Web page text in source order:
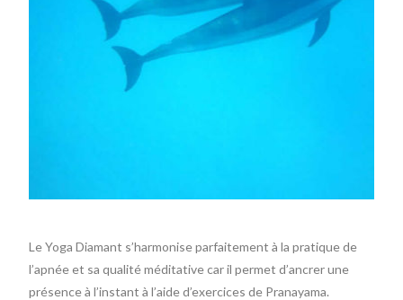
Le Yoga Diamant s’harmonise parfaitement à la pratique de
l’apnée et sa qualité méditative car il permet d’ancrer une
présence à l’instant à l’aide d’exercices de Pranayama.